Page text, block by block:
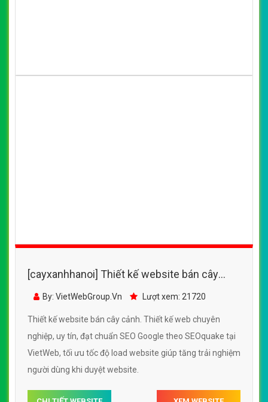
[cayxanhhanoi] Thiết kế website bán cây
cảnh đẹp, chuyên nghiệp chuẩn SEO
By: VietWebGroup.Vn Lượt xem: 21720
Thiết kế website bán cây cảnh. Thiết kế web chuyên
nghiệp, uy tín, đạt chuẩn SEO Google theo SEOquake tại
VietWeb, tối ưu tốc độ load website giúp tăng trải nghiệm
người dùng khi duyệt website.